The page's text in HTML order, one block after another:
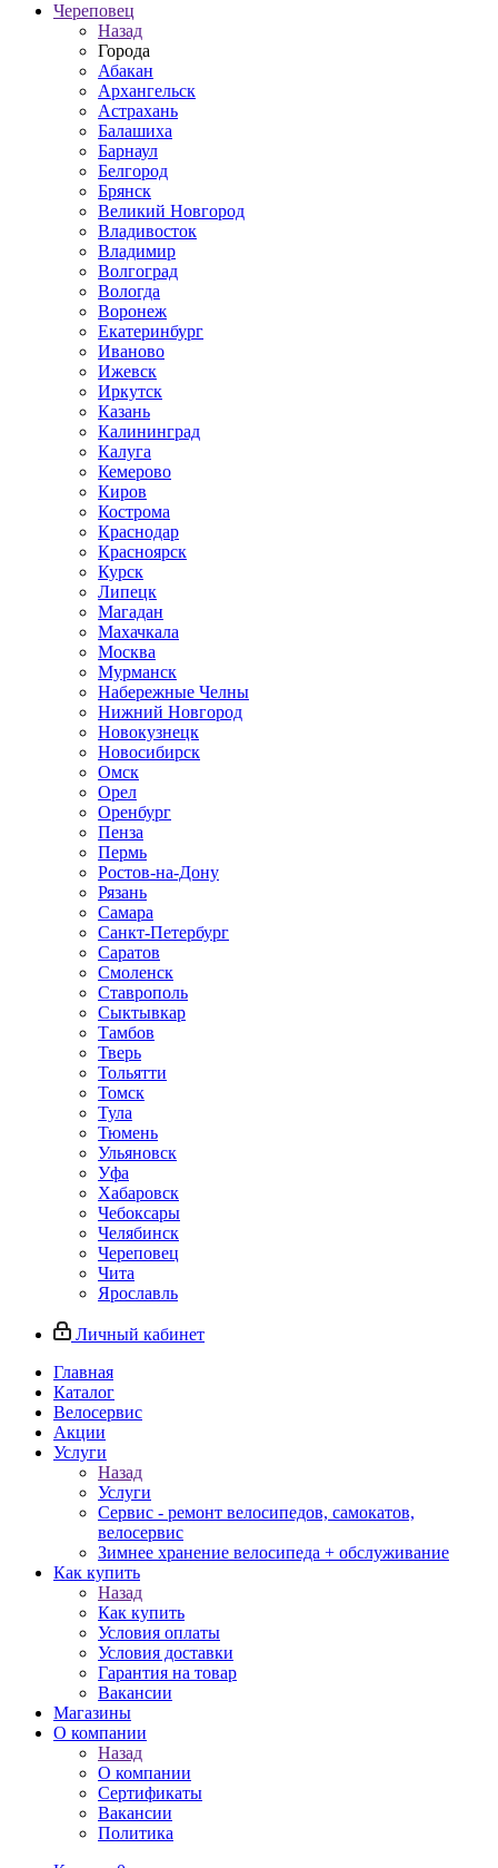
Череповец
Назад
Города
Абакан
Архангельск
Астрахань
Балашиха
Барнаул
Белгород
Брянск
Великий Новгород
Владивосток
Владимир
Волгоград
Вологда
Воронеж
Екатеринбург
Иваново
Ижевск
Иркутск
Казань
Калининград
Калуга
Кемерово
Киров
Кострома
Краснодар
Красноярск
Курск
Липецк
Магадан
Махачкала
Москва
Мурманск
Набережные Челны
Нижний Новгород
Новокузнецк
Новосибирск
Омск
Орел
Оренбург
Пенза
Пермь
Ростов-на-Дону
Рязань
Самара
Санкт-Петербург
Саратов
Смоленск
Ставрополь
Сыктывкар
Тамбов
Тверь
Тольятти
Томск
Тула
Тюмень
Ульяновск
Уфа
Хабаровск
Чебоксары
Челябинск
Череповец
Чита
Ярославль
Личный кабинет
Главная
Каталог
Велосервис
Акции
Услуги
Назад
Услуги
Сервис - ремонт велосипедов, самокатов,
велосервис
Зимнее хранение велосипеда + обслуживание
Как купить
Назад
Как купить
Условия оплаты
Условия доставки
Гарантия на товар
Вакансии
Магазины
О компании
Назад
О компании
Сертификаты
Вакансии
Политика